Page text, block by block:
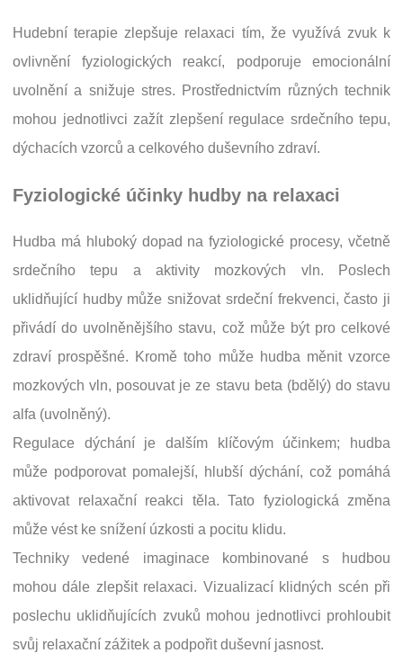
Hudební terapie zlepšuje relaxaci tím, že využívá zvuk k
ovlivnění fyziologických reakcí, podporuje emocionální
uvolnění a snižuje stres. Prostřednictvím různých technik
mohou jednotlivci zažít zlepšení regulace srdečního tepu,
dýchacích vzorců a celkového duševního zdraví.
Fyziologické účinky hudby na relaxaci
Hudba má hluboký dopad na fyziologické procesy, včetně
srdečního tepu a aktivity mozkových vln. Poslech
uklidňující hudby může snižovat srdeční frekvenci, často ji
přivádí do uvolněnějšího stavu, což může být pro celkové
zdraví prospěšné. Kromě toho může hudba měnit vzorce
mozkových vln, posouvat je ze stavu beta (bdělý) do stavu
alfa (uvolněný).
Regulace dýchání je dalším klíčovým účinkem; hudba
může podporovat pomalejší, hlubší dýchání, což pomáhá
aktivovat relaxační reakci těla. Tato fyziologická změna
může vést ke snížení úzkosti a pocitu klidu.
Techniky vedené imaginace kombinované s hudbou
mohou dále zlepšit relaxaci. Vizualizací klidných scén při
poslechu uklidňujících zvuků mohou jednotlivci prohloubit
svůj relaxační zážitek a podpořit duševní jasnost.